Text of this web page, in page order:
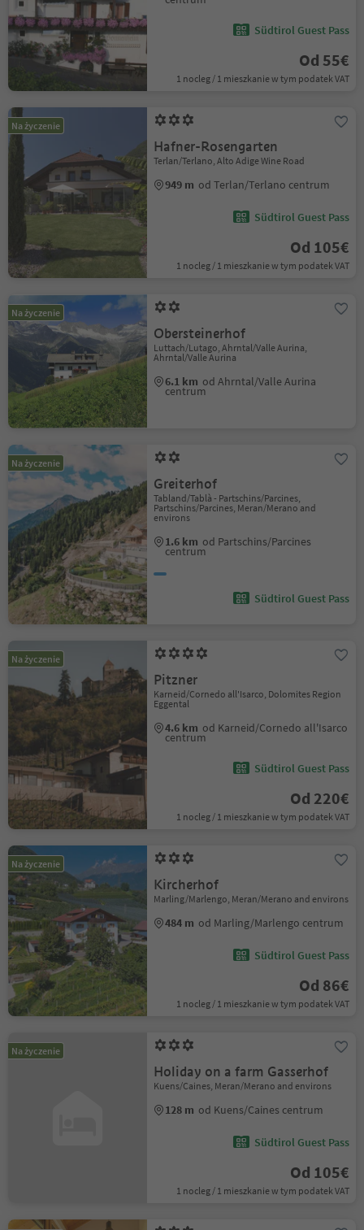
Südtirol Guest Pass
Od 55€
1 nocleg / 1 mieszkanie w tym podatek VAT
Na życzenie
Hafner-Rosengarten
Terlan/Terlano, Alto Adige Wine Road
949 m od Terlan/Terlano centrum
Südtirol Guest Pass
Od 105€
1 nocleg / 1 mieszkanie w tym podatek VAT
Na życzenie
Obersteinerhof
Luttach/Lutago, Ahrntal/Valle Aurina,
Ahrntal/Valle Aurina
6.1 km od Ahrntal/Valle Aurina
centrum
Na życzenie
Greiterhof
Tabland/Tablà - Partschins/Parcines,
Partschins/Parcines, Meran/Merano and
environs
1.6 km od Partschins/Parcines
centrum
Südtirol Guest Pass
Na życzenie
Pitzner
Karneid/Cornedo all'Isarco, Dolomites Region
Eggental
4.6 km od Karneid/Cornedo all'Isarco
centrum
Südtirol Guest Pass
Od 220€
1 nocleg / 1 mieszkanie w tym podatek VAT
Na życzenie
Kircherhof
Marling/Marlengo, Meran/Merano and environs
484 m od Marling/Marlengo centrum
Südtirol Guest Pass
Od 86€
1 nocleg / 1 mieszkanie w tym podatek VAT
Na życzenie
Holiday on a farm Gasserhof
Kuens/Caines, Meran/Merano and environs
128 m od Kuens/Caines centrum
Südtirol Guest Pass
Od 105€
1 nocleg / 1 mieszkanie w tym podatek VAT